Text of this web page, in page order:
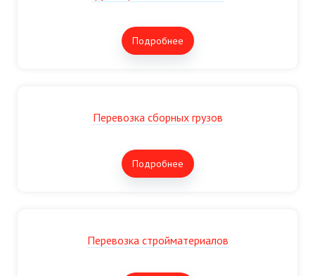
Подробнее
Перевозка сборных грузов
Подробнее
Перевозка стройматериалов